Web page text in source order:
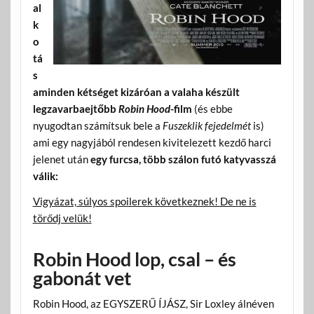
al
k
o
tá
s
aminden kétséget kizáróan a valaha készült
legzavarbaejtőbb Robin Hood-film (és ebbe
nyugodtan számítsuk bele a Fuszeklik fejedelmétis)
ami egy nagyjából rendesen kivitelezett kezdő harci
jelenet utánegy furcsa, több szálon futó katyvasszá
válik:
Vigyázat, súlyos spoilerek következnek! De ne is
törődj velük!
Robin Hood lop, csal – és
gabonát vet
Robin Hood, az EGYSZERŰ ÍJÁSZ, Sir Loxley álnéven